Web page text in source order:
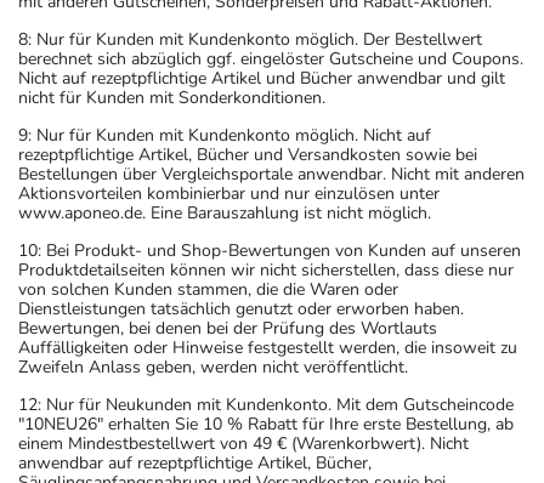
8: Nur für Kunden mit Kundenkonto möglich. Der Bestellwert
berechnet sich abzüglich ggf. eingelöster Gutscheine und Coupons.
Nicht auf rezeptpflichtige Artikel und Bücher anwendbar und gilt
nicht für Kunden mit Sonderkonditionen.
9: Nur für Kunden mit Kundenkonto möglich. Nicht auf
rezeptpflichtige Artikel, Bücher und Versandkosten sowie bei
Bestellungen über Vergleichsportale anwendbar. Nicht mit anderen
Aktionsvorteilen kombinierbar und nur einzulösen unter
www.aponeo.de. Eine Barauszahlung ist nicht möglich.
10: Bei Produkt- und Shop-Bewertungen von Kunden auf unseren
Produktdetailseiten können wir nicht sicherstellen, dass diese nur
von solchen Kunden stammen, die die Waren oder
Dienstleistungen tatsächlich genutzt oder erworben haben.
Bewertungen, bei denen bei der Prüfung des Wortlauts
Auffälligkeiten oder Hinweise festgestellt werden, die insoweit zu
Zweifeln Anlass geben, werden nicht veröffentlicht.
12: Nur für Neukunden mit Kundenkonto. Mit dem Gutscheincode
"10NEU26" erhalten Sie 10 % Rabatt für Ihre erste Bestellung, ab
einem Mindestbestellwert von 49 € (Warenkorbwert). Nicht
anwendbar auf rezeptpflichtige Artikel, Bücher,